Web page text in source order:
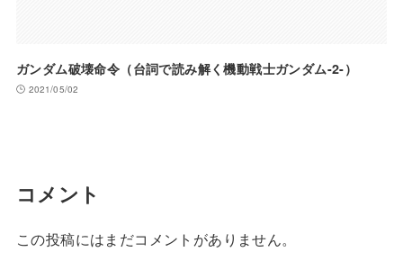
ガンダム破壊命令（台詞で読み解く機動戦士ガンダム-2-）
2021/05/02
コメント
この投稿にはまだコメントがありません。